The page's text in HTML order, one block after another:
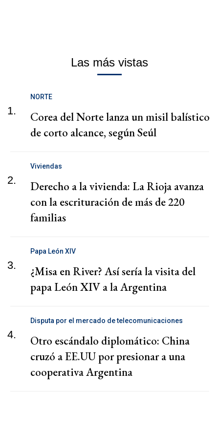
Las más vistas
1.
NORTE
Corea del Norte lanza un misil balístico
de corto alcance, según Seúl
2.
Viviendas
Derecho a la vivienda: La Rioja avanza
con la escrituración de más de 220
familias
3.
Papa León XIV
¿Misa en River? Así sería la visita del
papa León XIV a la Argentina
4.
Disputa por el mercado de telecomunicaciones
Otro escándalo diplomático: China
cruzó a EE.UU por presionar a una
cooperativa Argentina